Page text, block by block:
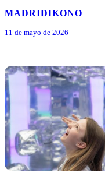
MADRIDIKONO
11 de mayo de 2026